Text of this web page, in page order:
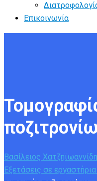
Επικοινωνία
Βασίλειος
Εξετάσεις σε